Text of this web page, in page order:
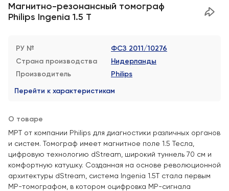
Магнитно-резонансный томограф
Philips Ingenia 1.5 T
РУ №
ФСЗ 2011/10276
Страна производства
Нидерланды
Производитель
Philips
Перейти к характеристикам
О товаре
МРТ от компании Philips для диагностики различных органов
и систем. Томограф имеет магнитное поле 1.5 Тесла,
цифровую технологию dStream, широкий туннель 70 см и
комфортную катушку. Созданная на основе революционной
архитектуры dStream, система Ingenia 1.5T стала первым
МР-томографом, в котором оцифровка МР-сигнала